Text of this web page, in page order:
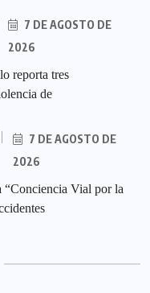
7 DE AGOSTO DE
2026
reporta tres
de
7 DE AGOSTO DE
2026
“Conciencia Vial por la